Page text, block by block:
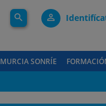
search person_outline
MURCIA SONRÍE